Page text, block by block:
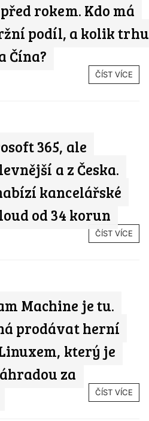
rokem. Kdo má
podíl, a kolik trhu
Čína?
ČÍST VÍCE
365, ale
a z Česka.
kancelářské
od 34 korun
ČÍST VÍCE
Machine je tu.
prodávat herní
který je
za
ČÍST VÍCE